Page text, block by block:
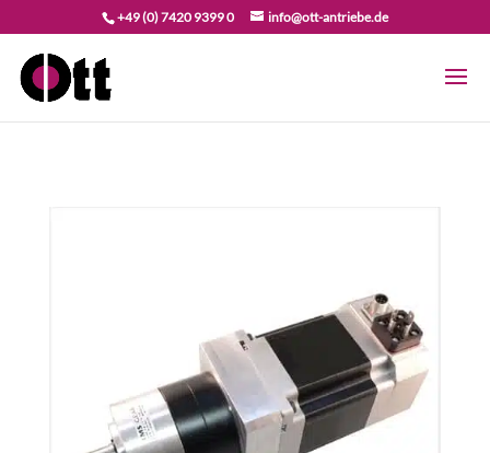
+49 (0) 7420 9399 0 info@ott-antriebe.de